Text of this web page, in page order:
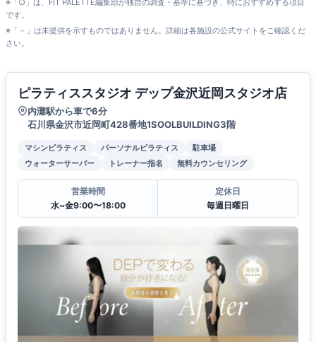
※「○」は、FIT PALETTE編集部が独自の調査・基準に基づき、特におすすめする項目
です。
※「－」は未提供を示すものではありません。詳細は各施設の公式サイトをご確認くだ
さい。
ピラティススタジオ デップ金沢近岡スタジオ店
内灘駅から車で6分
石川県金沢市近岡町428番地1SOOLBUILDING3階
マシンピラティス パーソナルピラティス
駐車場
ウォーターサーバー
トレーナー指名 無料カウンセリング
営業時間
水~金9:00〜18:00
定休日
毎週日曜日